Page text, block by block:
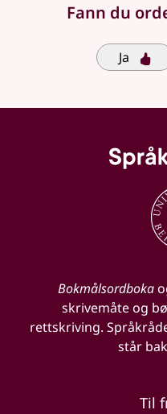
Fann du
Ja
Bokmålsordboka
skrivemåte og
rettskriving.
står
Til